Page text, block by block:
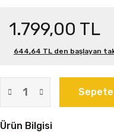
1.799,00 TL
644,64 TL den başlayan
Sepete
Ürün Bilgisi